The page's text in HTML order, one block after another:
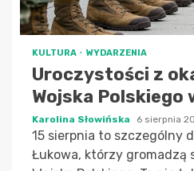
KULTURA WYDARZENIA
Uroczystości z
Wojska Polskiego
Karolina Słowińska 6 sierpnia
15 sierpnia to szczególny
Łukowa, którzy gromadzą